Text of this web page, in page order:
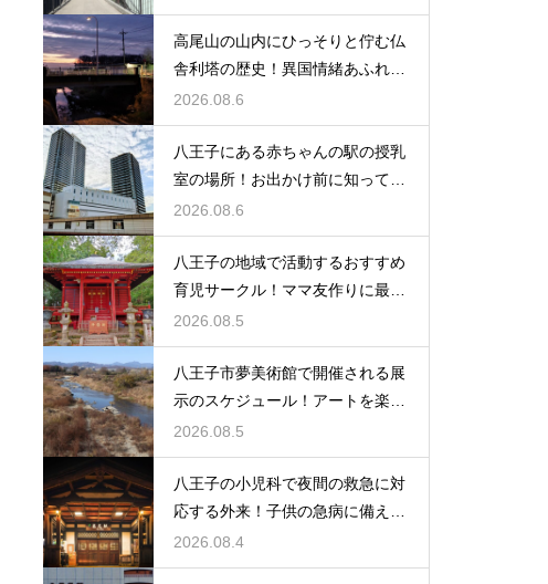
高尾山の山内にひっそりと佇む仏
舎利塔の歴史！異国情緒あふれる
建造物
2026.08.6
八王子にある赤ちゃんの駅の授乳
室の場所！お出かけ前に知ってお
きたい事
2026.08.6
八王子の地域で活動するおすすめ
育児サークル！ママ友作りに最適
な場所
2026.08.5
八王子市夢美術館で開催される展
示のスケジュール！アートを楽し
む休日の旅
2026.08.5
八王子の小児科で夜間の救急に対
応する外来！子供の急病に備える
安心情報
2026.08.4